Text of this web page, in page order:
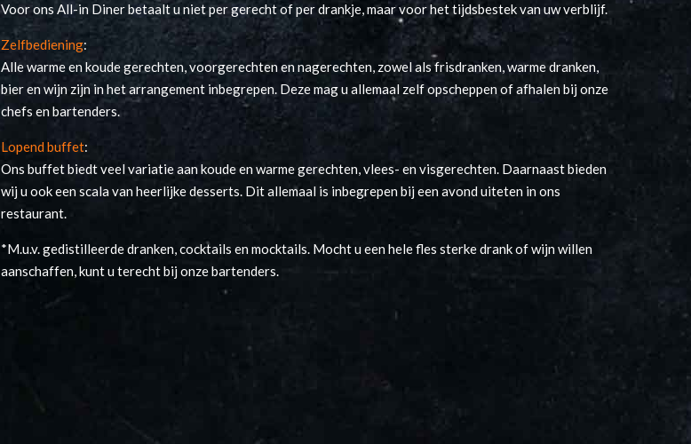
Voor ons All-in Diner betaalt u niet per gerecht of per drankje, maar voor het tijdsbestek van uw verblijf.
Zelfbediening:
Alle warme en koude gerechten, voorgerechten en nagerechten, zowel als frisdranken, warme dranken,
bier en wijn zijn in het arrangement inbegrepen. Deze mag u allemaal zelf opscheppen of afhalen bij onze
chefs en bartenders.
Lopend buffet:
Ons buffet biedt veel variatie aan koude en warme gerechten, vlees- en visgerechten. Daarnaast bieden
wij u ook een scala van heerlijke desserts. Dit allemaal is inbegrepen bij een avond uiteten in ons
restaurant.
*M.u.v. gedistilleerde dranken, cocktails en mocktails. Mocht u een hele fles sterke drank of wijn willen
aanschaffen, kunt u terecht bij onze bartenders.